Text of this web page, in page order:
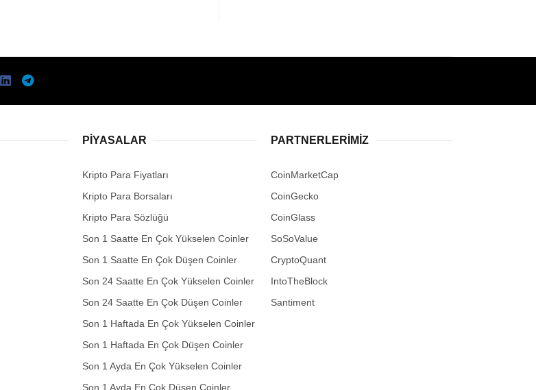
PIYASALAR
Kripto Para Fiyatları
Kripto Para Borsaları
Kripto Para Sözlüğü
Son 1 Saatte En Çok Yükselen Coinler
Son 1 Saatte En Çok Düşen Coinler
Son 24 Saatte En Çok Yükselen Coinler
Son 24 Saatte En Çok Düşen Coinler
Son 1 Haftada En Çok Yükselen Coinler
Son 1 Haftada En Çok Düşen Coinler
Son 1 Ayda En Çok Yükselen Coinler
Son 1 Ayda En Çok Düşen Coinler
PARTNERLERIMIZ
CoinMarketCap
CoinGecko
CoinGlass
SoSoValue
CryptoQuant
IntoTheBlock
Santiment